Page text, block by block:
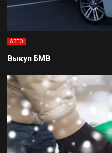
АВТО
Выкуп БМВ